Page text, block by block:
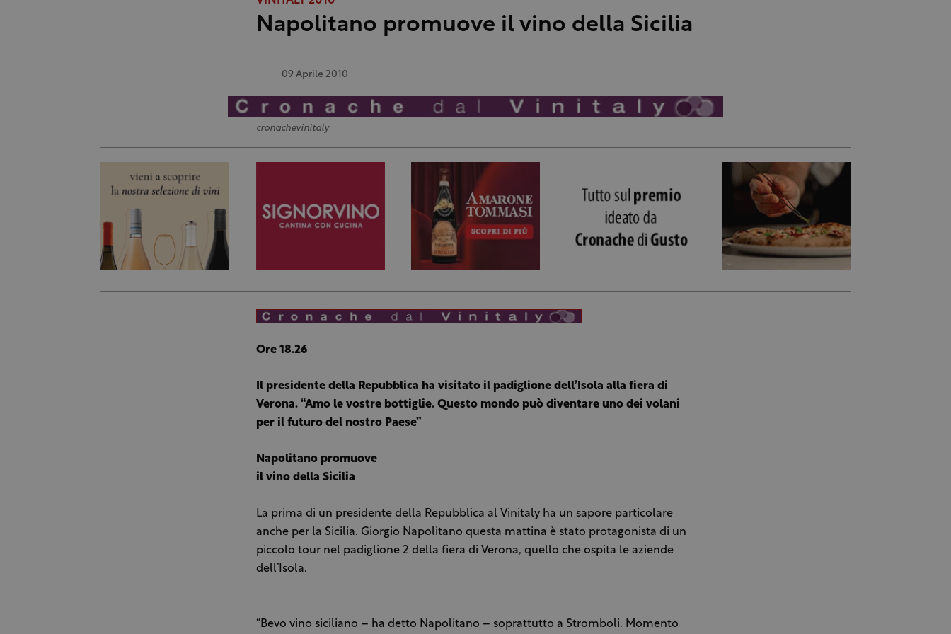
Napolitano promuove il vino della Sicilia
09 Aprile 2010
cronachevinitaly
Ore 18.26
Il presidente della Repubblica ha visitato il padiglione dell’Isola alla fiera di
Verona. “Amo le vostre bottiglie. Questo mondo può diventare uno dei volani
per il futuro del nostro Paese”
Napolitano promuove
il vino della Sicilia
La prima di un presidente della Repubblica al Vinitaly ha un sapore particolare
anche per la Sicilia. Giorgio Napolitano questa mattina è stato protagonista di un
piccolo tour nel padiglione 2 della fiera di Verona, quello che ospita le aziende
dell’Isola.
“Bevo vino siciliano – ha detto Napolitano – soprattutto a Stromboli. Momento